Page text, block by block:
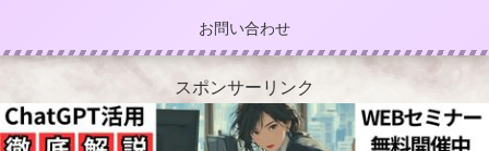
お問い合わせ
スポンサーリンク